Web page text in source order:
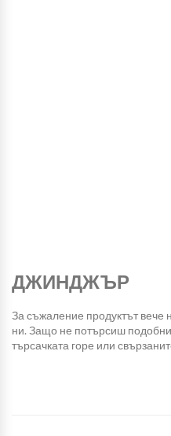
ДЖИНДЖЪР
За съжаление продуктът вече
ни. Защо не потърсиш
търсачката горе или